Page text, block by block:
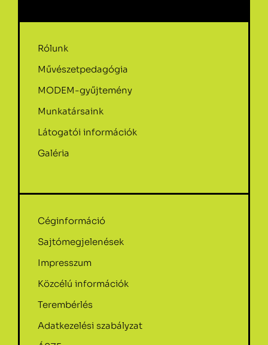
Rólunk
Művészetpedagógia
MODEM-gyűjtemény
Munkatársaink
Látogatói információk
Galéria
Céginformáció
Sajtómegjelenések
Impresszum
Közcélú információk
Terembérlés
Adatkezelési szabályzat